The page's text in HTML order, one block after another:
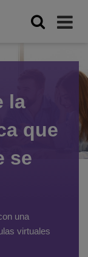
la
que
se
una
virtuales